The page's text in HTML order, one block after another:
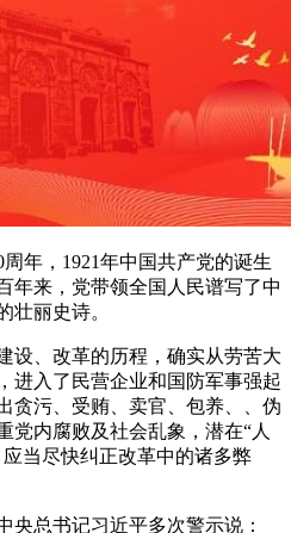
Downloader
年，1921年中国共产党的诞生
年来，党带领全国人民谱写了中
壮丽史诗。
设、改革的历程，确实从劳苦大
进入了民营企业和国防军事强起
贪污、受贿、卖官、包养、、伪
党内腐败及社会乱象，潜在“人
当尽快纠正改革中的诸多弊
央总书记习近平多次警示说：